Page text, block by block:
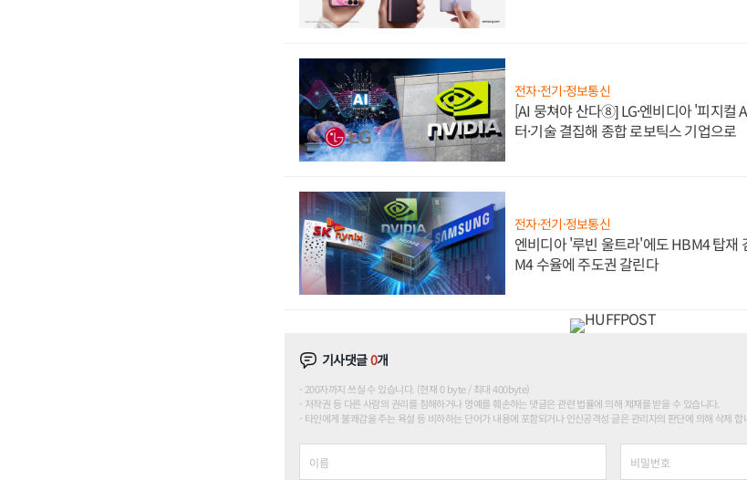
전자·전기·정보통신
[AI 뭉쳐야 산다⑧] LG·엔비디아 '피지컬
터·기술 결집해 종합 로보틱스 기업으로
전자·전기·정보통신
엔비디아 '루빈 울트라'에도 HBM4 탑재
M4 수율에 주도권 갈린다
기사댓글0개
200자까지 쓰실 수 있습니다. (현재 0 byte / 최대 400byte)
저작권 등 다른 사람의 권리를 침해하거나 명예를 훼손하는 댓글은 관련 법률에 의해 제재를 받을 수 있습니다.
타인에게 불쾌감을 주는 욕설 등 비하하는 단어가 내용에 포함되거나 인신공격성 글은 관리자의 판단에 의해 삭제 합